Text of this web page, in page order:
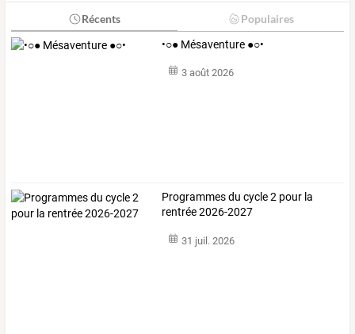
Récents Populaires
•○● Mésaventure ●○•
3 août 2026
Programmes du cycle 2 pour la
rentrée 2026-2027
31 juil. 2026